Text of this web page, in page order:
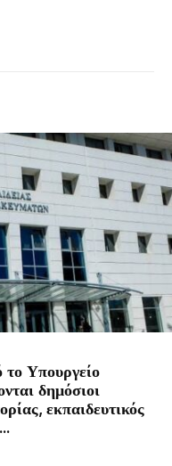
Υπουργείο
δημόσιοι
εκπαιδευτικός